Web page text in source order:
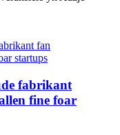
fabrikant
fine foar